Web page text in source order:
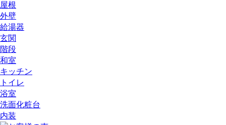
屋根
外壁
給湯器
玄関
階段
和室
キッチン
トイレ
浴室
洗面化粧台
内装